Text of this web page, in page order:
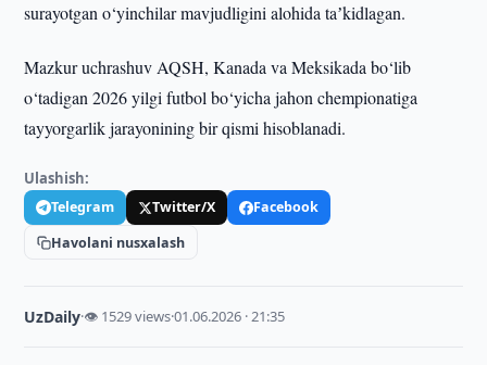
surayotgan o‘yinchilar mavjudligini alohida taʼkidlagan.
Mazkur uchrashuv AQSH, Kanada va Meksikada bo‘lib
o‘tadigan 2026 yilgi futbol bo‘yicha jahon chempionatiga
tayyorgarlik jarayonining bir qismi hisoblanadi.
Ulashish:
Telegram Twitter/X
Facebook
Havolani nusxalash
UzDaily·👁 1529 views·01.06.2026 · 21:35